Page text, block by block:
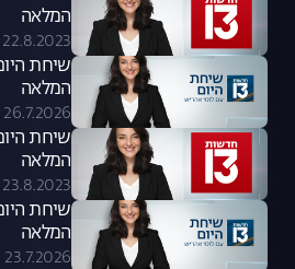
המלאה
22.8.2023
המלאה
26.7.2026
המלאה
23.8.2023
המלאה
23.7.2026